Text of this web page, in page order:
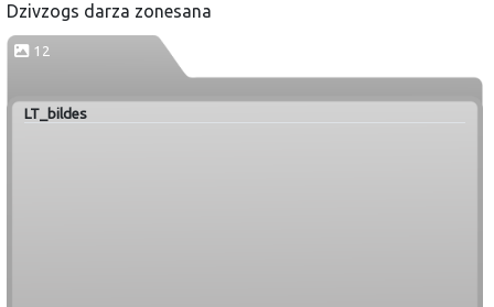
Dzivzogs darza zonesana
12
LT_bildes